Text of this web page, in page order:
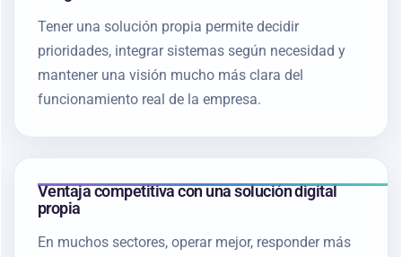
Tener una solución propia permite decidir
prioridades, integrar sistemas según necesidad y
mantener una visión mucho más clara del
funcionamiento real de la empresa.
Ventaja competitiva con una solución digital
propia
En muchos sectores, operar mejor, responder más